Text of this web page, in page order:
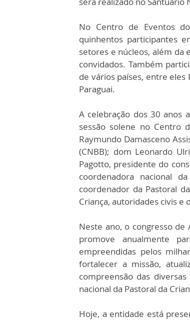
No Centro de Eventos
quinhentos participantes
setores e núcleos, além da
convidados. Também
de vários países, entre eles
Paraguai.
A celebração dos 30 anos
sessão solene no Centro
Raymundo Damasceno
(CNBB); dom Leonardo
Pagotto, presidente do
coordenadora nacional
coordenador da Pastoral
Criança, autoridades civis e
Neste ano, o congresso
promove anualmente
empreendidas pelos
fortalecer a missão,
compreensão das
nacional da Pastoral da
Hoje, a entidade está